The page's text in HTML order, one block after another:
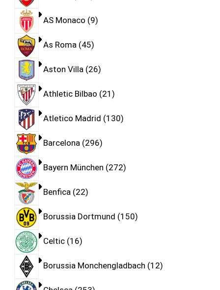
AS Monaco 9
As Roma 45
Aston Villa 26
Athletic Bilbao 21
Atletico Madrid 130
Barcelona 296
Bayern München 272
Benfica 22
Borussia Dortmund 150
Celtic 16
Borussia Monchengladbach 12